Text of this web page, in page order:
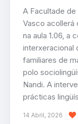
A Facultade
Vasco acollerá
na aula 1.06, a
interxeracional
familiares de
polo
Nandi. A
prácticas
14 Abril, 2026